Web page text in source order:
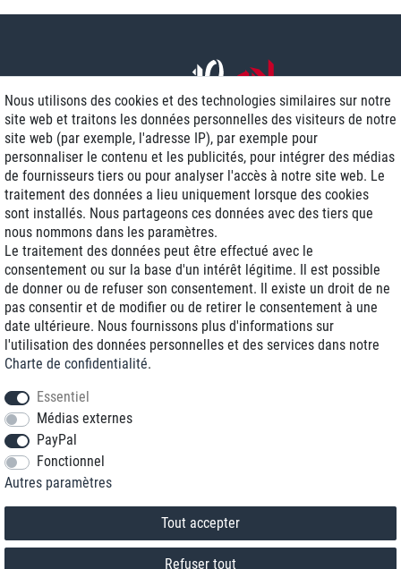
Livraison J+1
Frais d'expédition réduits
Reconditionnée avec garantie
+33 1 70 99 07 94 *
* Vous pouvez nous joindre aux tarifs locaux du lundi au vendredi de 9h à 18h.
Nous utilisons des cookies et des technologies similaires sur notre
site web et traitons les données personnelles des visiteurs de notre
site web (par exemple, l'adresse IP), par exemple pour
personnaliser le contenu et les publicités, pour intégrer des médias
de fournisseurs tiers ou pour analyser l'accès à notre site web. Le
traitement des données a lieu uniquement lorsque des cookies
sont installés. Nous partageons ces données avec des tiers que
nous nommons dans les paramètres.
Le traitement des données peut être effectué avec le
consentement ou sur la base d'un intérêt légitime. Il est possible
de donner ou de refuser son consentement. Il existe un droit de ne
pas consentir et de modifier ou de retirer le consentement à une
date ultérieure. Nous fournissons plus d'informations sur
l'utilisation des données personnelles et des services dans notre
Charte de confidentialité.
Essentiel
Médias externes
PayPal
Fonctionnel
Autres paramètres
Tout accepter
Refuser tout